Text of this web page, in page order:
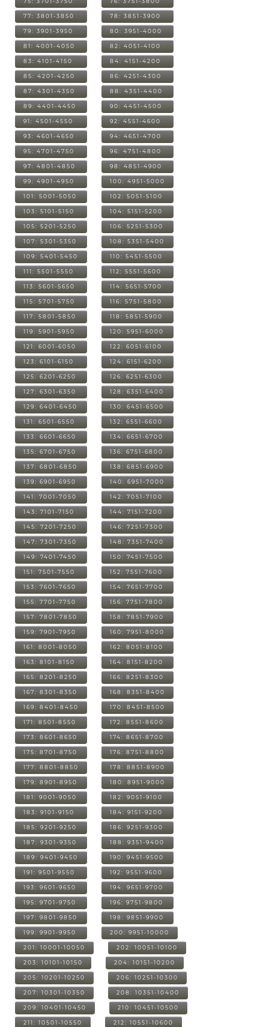
77: 3801-3850 78: 3851-3900
79: 3901-3950 80: 3951-4000
81: 4001-4050 82: 4051-4100
83: 4101-4150 84: 4151-4200
85: 4201-4250 86: 4251-4300
87: 4301-4350 88: 4351-4400
89: 4401-4450 90: 4451-4500
91: 4501-4550 92: 4551-4600
93: 4601-4650 94: 4651-4700
95: 4701-4750 96: 4751-4800
97: 4801-4850 98: 4851-4900
99: 4901-4950 100: 4951-5000
101: 5001-5050 102: 5051-5100
103: 5101-5150 104: 5151-5200
105: 5201-5250 106: 5251-5300
107: 5301-5350 108: 5351-5400
109: 5401-5450 110: 5451-5500
111: 5501-5550 112: 5551-5600
113: 5601-5650 114: 5651-5700
115: 5701-5750 116: 5751-5800
117: 5801-5850 118: 5851-5900
119: 5901-5950 120: 5951-6000
121: 6001-6050 122: 6051-6100
123: 6101-6150 124: 6151-6200
125: 6201-6250 126: 6251-6300
127: 6301-6350 128: 6351-6400
129: 6401-6450 130: 6451-6500
131: 6501-6550 132: 6551-6600
133: 6601-6650 134: 6651-6700
135: 6701-6750 136: 6751-6800
137: 6801-6850 138: 6851-6900
139: 6901-6950 140: 6951-7000
141: 7001-7050 142: 7051-7100
143: 7101-7150 144: 7151-7200
145: 7201-7250 146: 7251-7300
147: 7301-7350 148: 7351-7400
149: 7401-7450 150: 7451-7500
151: 7501-7550 152: 7551-7600
153: 7601-7650 154: 7651-7700
155: 7701-7750 156: 7751-7800
157: 7801-7850 158: 7851-7900
159: 7901-7950 160: 7951-8000
161: 8001-8050 162: 8051-8100
163: 8101-8150 164: 8151-8200
165: 8201-8250 166: 8251-8300
167: 8301-8350 168: 8351-8400
169: 8401-8450 170: 8451-8500
171: 8501-8550 172: 8551-8600
173: 8601-8650 174: 8651-8700
175: 8701-8750 176: 8751-8800
177: 8801-8850 178: 8851-8900
179: 8901-8950 180: 8951-9000
181: 9001-9050 182: 9051-9100
183: 9101-9150 184: 9151-9200
185: 9201-9250 186: 9251-9300
187: 9301-9350 188: 9351-9400
189: 9401-9450 190: 9451-9500
191: 9501-9550 192: 9551-9600
193: 9601-9650 194: 9651-9700
195: 9701-9750 196: 9751-9800
197: 9801-9850 198: 9851-9900
199: 9901-9950 200: 9951-10000
201: 10001-10050 202: 10051-10100
203: 10101-10150 204: 10151-10200
205: 10201-10250 206: 10251-10300
207: 10301-10350 208: 10351-10400
209: 10401-10450 210: 10451-10500
211: 10501-10550 212: 10551-10600